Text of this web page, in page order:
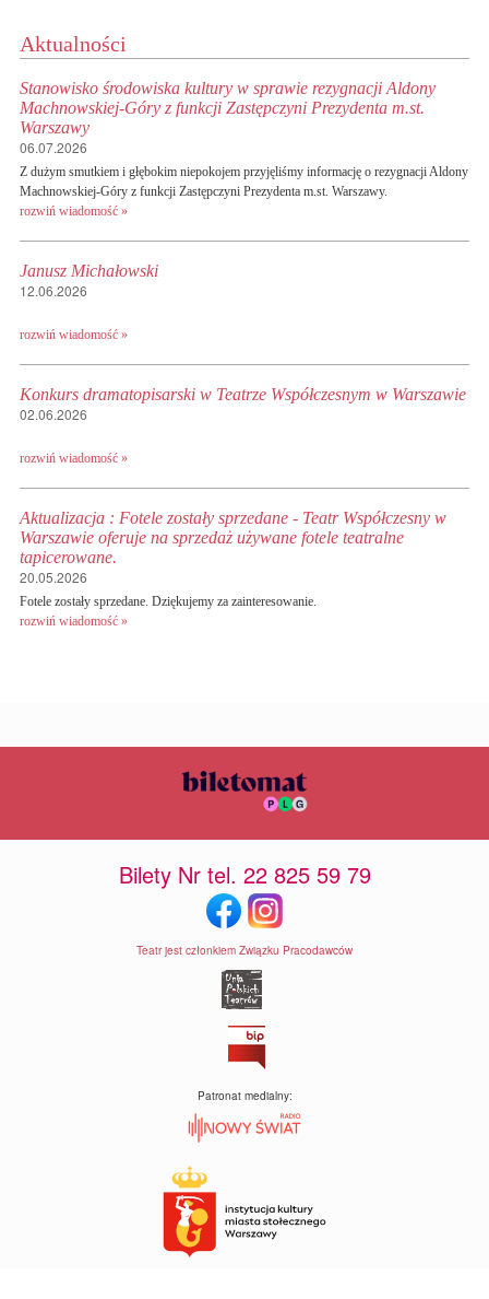
Aktualności
Stanowisko środowiska kultury w sprawie rezygnacji Aldony
Machnowskiej-Góry z funkcji Zastępczyni Prezydenta m.st.
Warszawy
06.07.2026
Z dużym smutkiem i głębokim niepokojem przyjęliśmy informację o rezygnacji Aldony
Machnowskiej-Góry z funkcji Zastępczyni Prezydenta m.st. Warszawy.
rozwiń wiadomość »
Janusz Michałowski
12.06.2026
rozwiń wiadomość »
Konkurs dramatopisarski w Teatrze Współczesnym w Warszawie
02.06.2026
rozwiń wiadomość »
Aktualizacja : Fotele zostały sprzedane - Teatr Współczesny w
Warszawie oferuje na sprzedaż używane fotele teatralne
tapicerowane.
20.05.2026
Fotele zostały sprzedane. Dziękujemy za zainteresowanie.
rozwiń wiadomość »
Bilety Nr tel. 22 825 59 79
Teatr jest członkiem Związku Pracodawców
Patronat medialny: